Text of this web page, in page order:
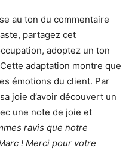
au ton du commentaire
partagez cet
adoptez un ton
adaptation montre que
émotions du client. Par
joie d’avoir découvert un
une note de joie et
ravis que notre
! Merci pour votre